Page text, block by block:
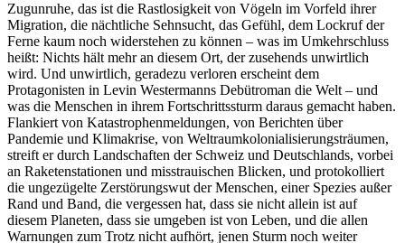
Zugunruhe, das ist die Rastlosigkeit von Vögeln im Vorfeld ihrer
Migration, die nächtliche Sehnsucht, das Gefühl, dem Lockruf der
Ferne kaum noch widerstehen zu können – was im Umkehrschluss
heißt: Nichts hält mehr an diesem Ort, der zusehends unwirtlich
wird. Und unwirtlich, geradezu verloren erscheint dem
Protagonisten in Levin Westermanns Debütroman die Welt – und
was die Menschen in ihrem Fortschrittssturm daraus gemacht haben.
Flankiert von Katastrophenmeldungen, von Berichten über
Pandemie und Klimakrise, von Weltraumkolonialisierungsträumen,
streift er durch Landschaften der Schweiz und Deutschlands, vorbei
an Raketenstationen und misstrauischen Blicken, und protokolliert
die ungezügelte Zerstörungswut der Menschen, einer Spezies außer
Rand und Band, die vergessen hat, dass sie nicht allein ist auf
diesem Planeten, dass sie umgeben ist von Leben, und die allen
Warnungen zum Trotz nicht aufhört, jenen Sturm noch weiter